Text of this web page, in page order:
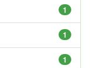
1
1
1